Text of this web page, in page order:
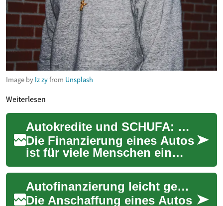
Image by Iz zyfrom Unsplash
Weiterlesen
Autokredite und SCHUFA: Wie Sie trotz negativer Einträge ein Auto finanzieren können
Die Finanzierung eines Autos
ist für viele Menschen ein
wichtiger Schritt zur
Mobilität. Doch was tun,
wenn die SCHUF...
Autofinanzierung leicht gemacht: Tipps für günstige Kredite trotz SCHUFA-Eintrag
Die Anschaffung eines Autos